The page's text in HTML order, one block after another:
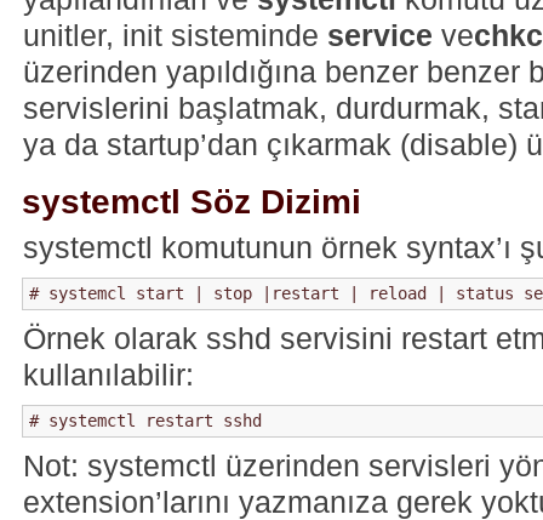
unitler, init sisteminde service ve
üzerinden yapıldığına benzer benzer
servislerini başlatmak, durdurmak,
ya da startup’dan çıkarmak (disable)
systemctl Söz Dizimi
systemctl komutunun örnek syntax’ı
Örnek olarak sshd servisini restart
kullanılabilir:
Not: systemctl üzerinden servisleri
extension’larını yazmanıza gerek